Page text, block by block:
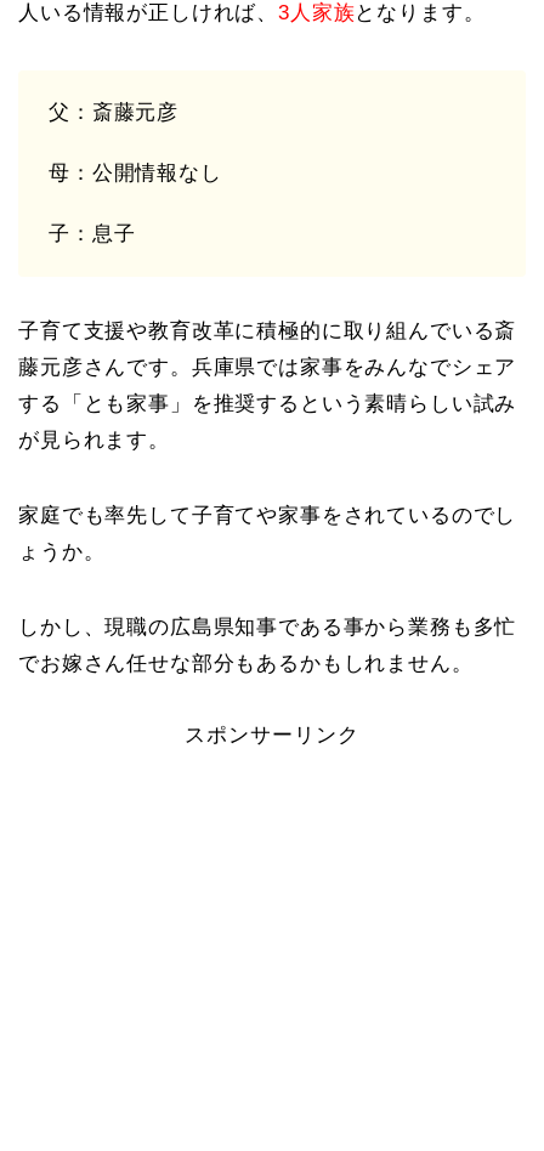
人いる情報が正しければ、3人家族となります。
父：斎藤元彦
母：公開情報なし
子：息子
子育て支援や教育改革に積極的に取り組んでいる斎
藤元彦さんです。兵庫県では家事をみんなでシェア
する「とも家事」を推奨するという素晴らしい試み
が見られます。
家庭でも率先して子育てや家事をされているのでし
ょうか。
しかし、現職の広島県知事である事から業務も多忙
でお嫁さん任せな部分もあるかもしれません。
スポンサーリンク